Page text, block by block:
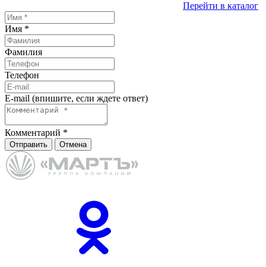
Перейти в каталог
Имя *
Фамилия
Телефон
E-mail (впишите, если ждете ответ)
Комментарий *
Отправить Отмена